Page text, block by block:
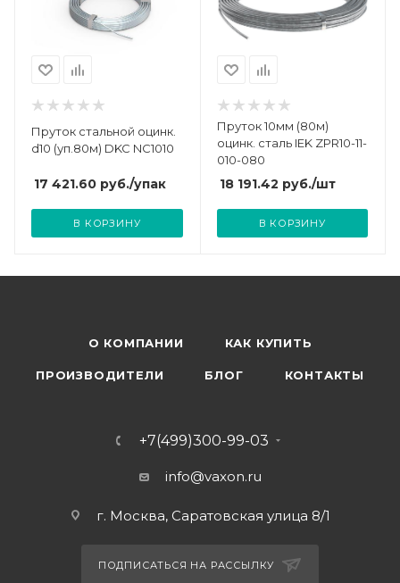
Пруток стальной оцинк.
d10 (уп.80м) DKC NC1010
17 421.60 руб./упак
В КОРЗИНУ
Пруток 10мм (80м)
оцинк. сталь IEK ZPR10-11-
010-080
18 191.42 руб./шт
В КОРЗИНУ
О КОМПАНИИ КАК КУПИТЬ
ПРОИЗВОДИТЕЛИ БЛОГ КОНТАКТЫ
+7(499)300-99-03
info@vaxon.ru
г. Москва, Саратовская улица 8/1
ПОДПИСАТЬСЯ НА РАССЫЛКУ